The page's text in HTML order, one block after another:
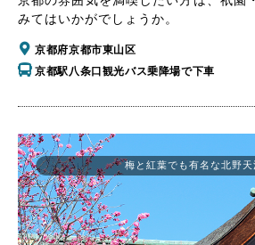
みてはいかがでしょうか。
京都府京都市東山区
京都駅八条口観光バス乗降場で下車
梅と紅葉でも有名な北野天